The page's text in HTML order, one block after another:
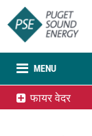
MENU
फायर वेदर